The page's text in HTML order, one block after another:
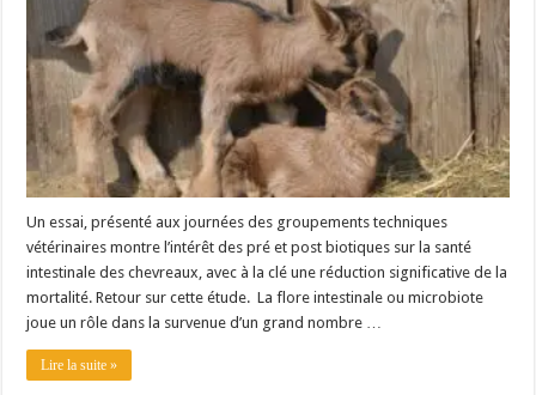
Un essai, présenté aux journées des groupements techniques
vétérinaires montre l’intérêt des pré et post biotiques sur la santé
intestinale des chevreaux, avec à la clé une réduction significative de la
mortalité. Retour sur cette étude. La flore intestinale ou microbiote
joue un rôle dans la survenue d’un grand nombre …
Lire la suite »